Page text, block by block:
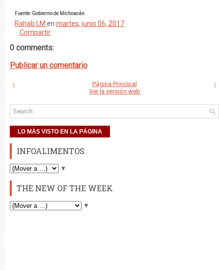
Fuente: Gobierno de Michoacán
Rahab LM en martes, junio 06, 2017
Compartir
0 comments:
Publicar un comentario
‹ ›
Página Principal
Ver la versión web
LO MÁS VISTO EN LA PÁGINA
INFOALIMENTOS
▼
THE NEW OF THE WEEK
▼